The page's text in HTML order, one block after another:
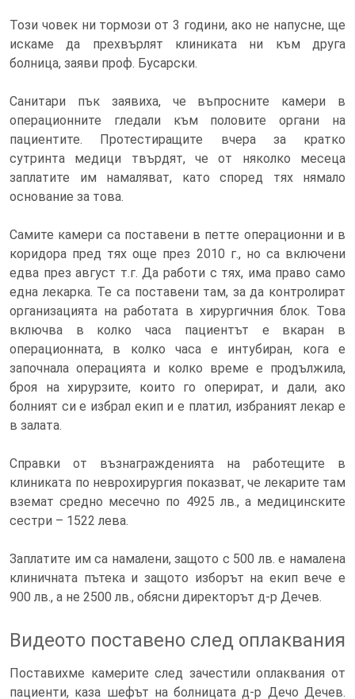
Този човек ни тормози от 3 години, ако не напусне, ще
искаме да прехвърлят клиниката ни към друга
болница, заяви проф. Бусарски.
Санитари пък заявиха, че въпросните камери в
операционните гледали към половите органи на
пациентите. Протестиращите вчера за кратко
сутринта медици твърдят, че от няколко месеца
заплатите им намаляват, като според тях нямало
основание за това.
Самите камери са поставени в петте операционни и в
коридора пред тях още през 2010 г., но са включени
едва през август т.г. Да работи с тях, има право само
една лекарка. Те са поставени там, за да контролират
организацията на работата в хирургичния блок. Това
включва в колко часа пациентът е вкаран в
операционната, в колко часа е интубиран, кога е
започнала операцията и колко време е продължила,
броя на хирурзите, които го оперират, и дали, ако
болният си е избрал екип и е платил, избраният лекар е
в залата.
Справки от възнагражденията на работещите в
клиниката по неврохирургия показват, че лекарите там
вземат средно месечно по 4925 лв., а медицинските
сестри – 1522 лева.
Заплатите им са намалени, защото с 500 лв. е намалена
клиничната пътека и защото изборът на екип вече е
900 лв., а не 2500 лв., обясни директорът д-р Дечев.
Видеото поставено след оплаквания
Поставихме камерите след зачестили оплаквания от
пациенти, каза шефът на болницата д-р Дечо Дечев.